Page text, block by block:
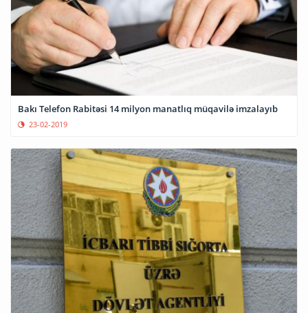
Bakı Telefon Rabitəsi 14 milyon manatlıq müqavilə imzalayıb
23-02-2019